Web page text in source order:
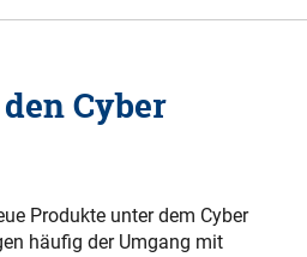
Cyber
Produkte unter dem Cyber
häufig der Umgang mit